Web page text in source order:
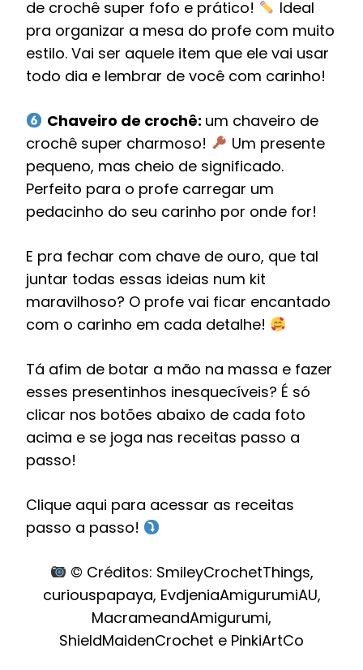
de crochê super fofo e prático!
Ideal
pra organizar a mesa do profe com muito
estilo. Vai ser aquele item que ele vai usar
todo dia e lembrar de você com carinho!
Chaveiro de crochê: um chaveiro de
crochê super charmoso!
Um presente
pequeno, mas cheio de significado.
Perfeito para o profe carregar um
pedacinho do seu carinho por onde for!
E pra fechar com chave de ouro, que tal
juntar todas essas ideias num kit
maravilhoso? O profe vai ficar encantado
com o carinho em cada detalhe!
Tá afim de botar a mão na massa e fazer
esses presentinhos inesquecíveis? É só
clicar nos botões abaixo de cada foto
acima e se joga nas receitas passo a
passo!
Clique aqui para acessar as receitas
passo a passo!
© Créditos: SmileyCrochetThings,
curiouspapaya, EvdjeniaAmigurumiAU,
MacrameandAmigurumi,
ShieldMaidenCrochet e PinkiArtCo